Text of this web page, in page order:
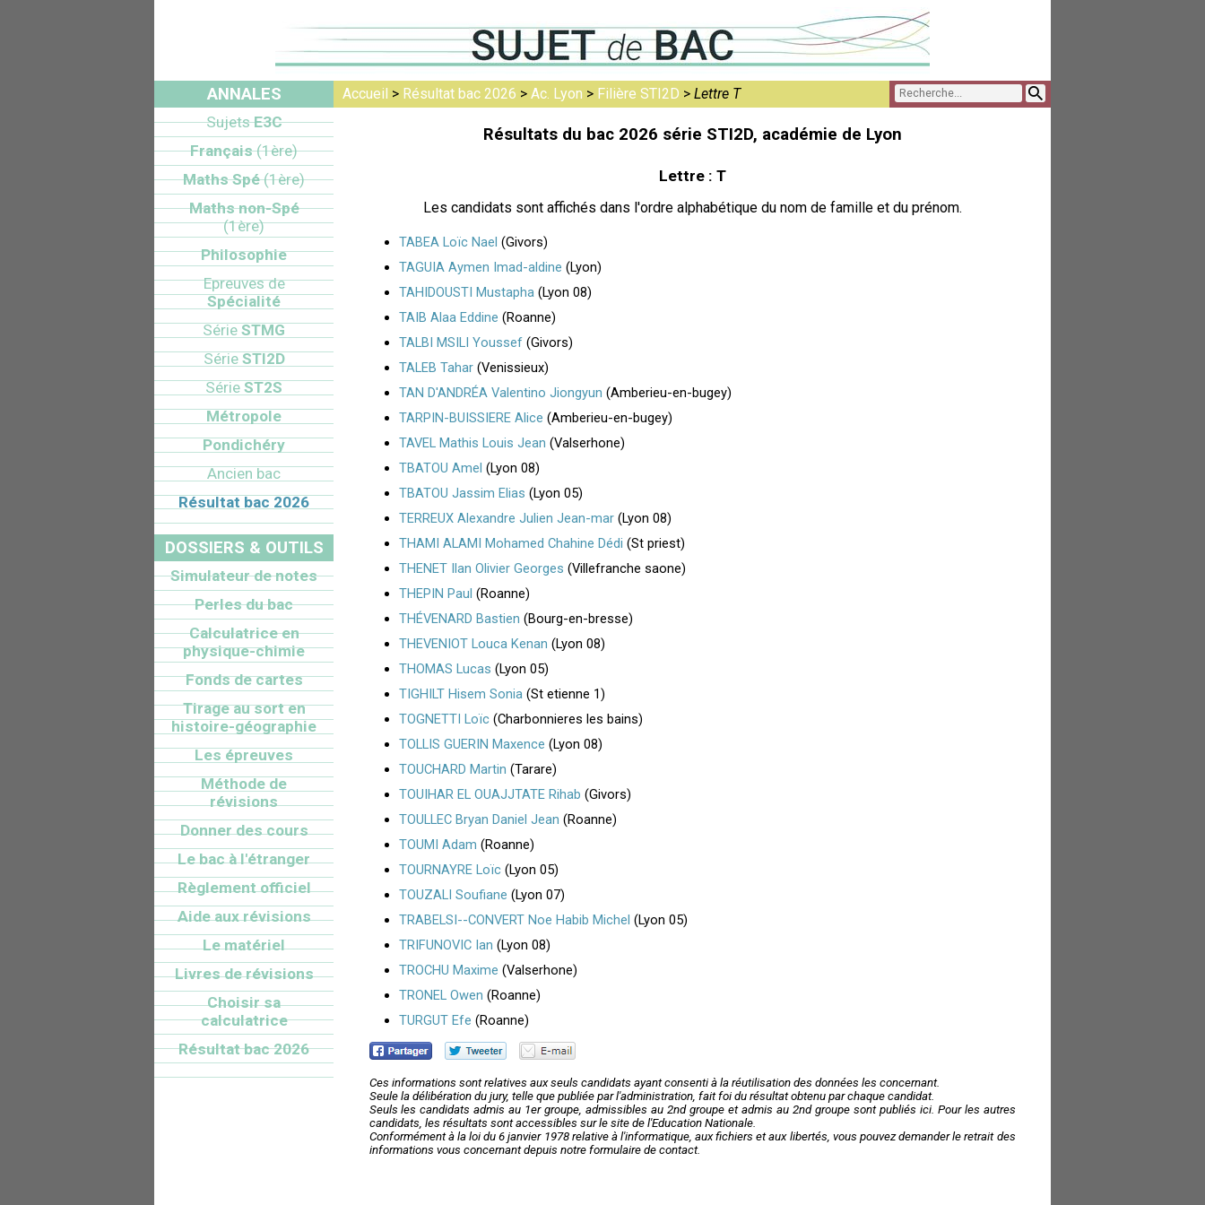
Accueil > Résultat bac 2026 > Ac. Lyon > Filière STI2D > Lettre T
Résultats du bac 2026 série STI2D, académie de Lyon
Lettre : T
Les candidats sont affichés dans l'ordre alphabétique du nom de famille et du prénom.
TABEA Loïc Nael (Givors)
TAGUIA Aymen Imad-aldine (Lyon)
TAHIDOUSTI Mustapha(Lyon 08)
TAIB Alaa Eddine (Roanne)
TALBI MSILI Youssef(Givors)
TALEB Tahar(Venissieux)
TAN D'ANDRÉA Valentino Jiongyun (Amberieu-en-bugey)
TARPIN-BUISSIERE Alice (Amberieu-en-bugey)
TAVEL Mathis Louis Jean (Valserhone)
TBATOU Amel (Lyon 08)
TBATOU Jassim Elias (Lyon 05)
TERREUX Alexandre Julien Jean-mar(Lyon 08)
THAMI ALAMI Mohamed Chahine Dédi (St priest)
THENET Ilan Olivier Georges (Villefranche saone)
THEPIN Paul (Roanne)
THÉVENARD Bastien (Bourg-en-bresse)
THEVENIOT Louca Kenan (Lyon 08)
THOMAS Lucas (Lyon 05)
TIGHILT Hisem Sonia(St etienne 1)
TOGNETTI Loïc(Charbonnieres les bains)
TOLLIS GUERIN Maxence (Lyon 08)
TOUCHARD Martin (Tarare)
TOUIHAR EL OUAJJTATE Rihab (Givors)
TOULLEC Bryan Daniel Jean (Roanne)
TOUMI Adam (Roanne)
TOURNAYRE Loïc(Lyon 05)
TOUZALI Soufiane (Lyon 07)
TRABELSI--CONVERT Noe Habib Michel (Lyon 05)
TRIFUNOVIC Ian (Lyon 08)
TROCHU Maxime (Valserhone)
TRONEL Owen (Roanne)
TURGUT Efe (Roanne)
Ces informations sont relatives aux seuls candidats ayant consenti à la réutilisation des données les concernant.
Seule la délibération du jury, telle que publiée par l'administration, fait foi du résultat obtenu par chaque candidat.
Seuls les candidats admis au 1er groupe, admissibles au 2nd groupe et admis au 2nd groupe sont publiés ici. Pour les autres
candidats, les résultats sont accessibles sur le site de l'Education Nationale.
Conformément à la loi du 6 janvier 1978 relative à l'informatique, aux fichiers et aux libertés, vous pouvez demander le retrait des
informations vous concernant depuis notre formulaire de contact.
ANNALES
SujetsE3C
Français(1ère)
Maths Spé(1ère)
Maths non-Spé
(1ère)
Philosophie
Epreuves de
Spécialité
Série STMG
SérieSTI2D
Série ST2S
Métropole
Pondichéry
Ancien bac
Résultat bac 2026
DOSSIERS & OUTILS
Simulateur de notes
Perles du bac
Calculatrice en
physique-chimie
Fonds de cartes
Tirage au sort en
histoire-géographie
Les épreuves
Méthode de
révisions
Donner des cours
Le bac à l'étranger
Règlement officiel
Aide aux révisions
Le matériel
Livres de révisions
Choisir sa
calculatrice
Résultat bac 2026